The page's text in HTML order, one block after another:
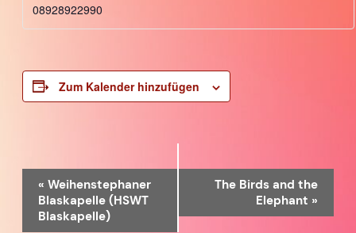
08928922990
Zum Kalender hinzufügen
Veranstaltung-
Navigation
« Weihenstephaner
Blaskapelle (HSWT
Blaskapelle)
The Birds and the
Elephant »